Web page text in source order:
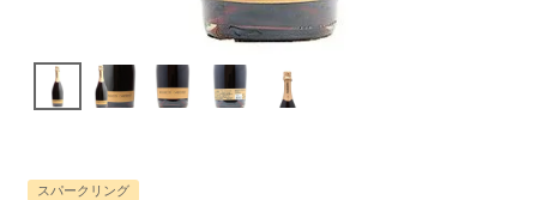
スパークリング